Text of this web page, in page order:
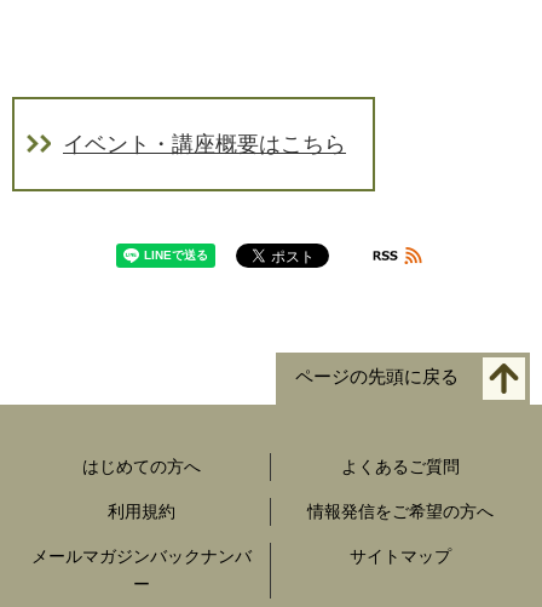
イベント・講座概要はこちら
ページの先頭に戻る
はじめての方へ よくあるご質問
利用規約 情報発信をご希望の方へ
メールマガジンバックナンバ
ー
サイトマップ